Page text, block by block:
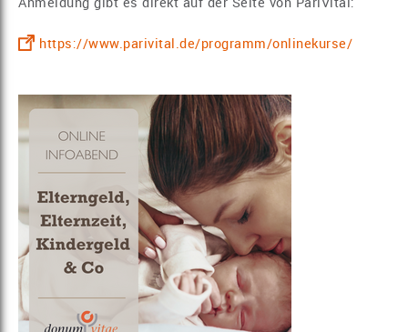
https://www.parivital.de/programm/onlinekurse/